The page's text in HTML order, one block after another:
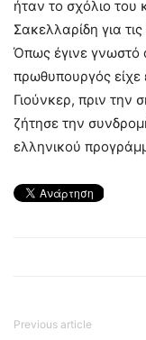
ήταν το σχόλιο
Σακελλαρίδη για
Όπως έγινε γνωστό
πρωθυπουργός είχε
Γιούνκερ, πριν την
ζήτησε την
ελληνικού
Previous article